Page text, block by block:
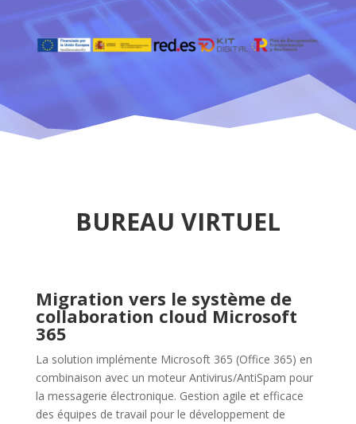
BUREAU VIRTUEL
Migration vers le système de
collaboration cloud Microsoft
365
La solution implémente Microsoft 365 (Office 365) en
combinaison avec un moteur Antivirus/AntiSpam pour
la messagerie électronique. Gestion agile et efficace
des équipes de travail pour le développement de